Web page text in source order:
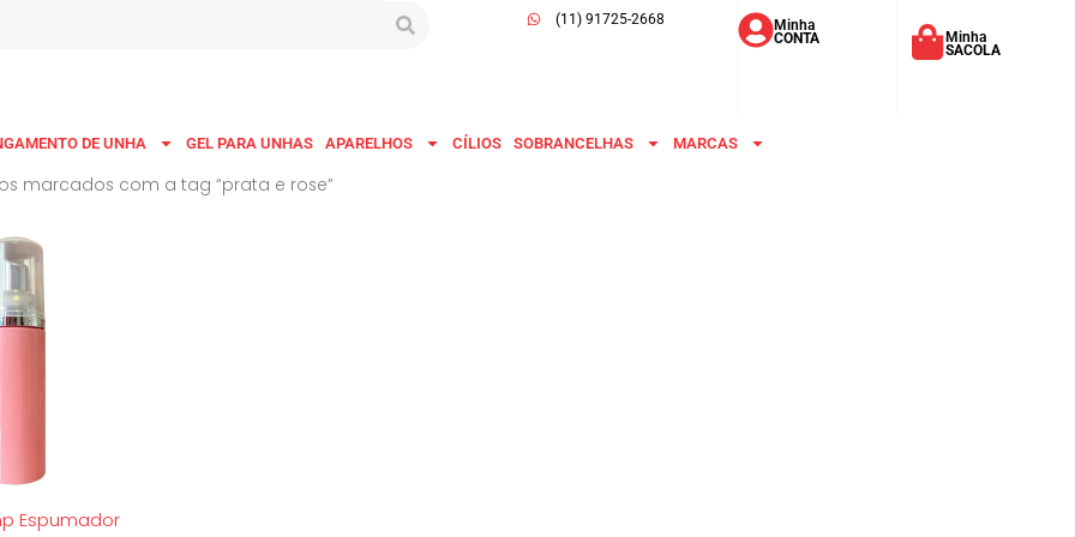
(11) 91725-2668 Minha
CONTA Minha
SACOLA
DE UNHA GEL PARA UNHAS APARELHOS CÍLIOS SOBRANCELHAS MARCAS
marcados com a tag “prata e rose”
Espumador